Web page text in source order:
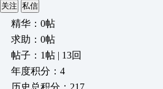
关注 私信
精华：0帖
求助：0帖
帖子：1帖 | 13回
年度积分：4
历史总积分：217